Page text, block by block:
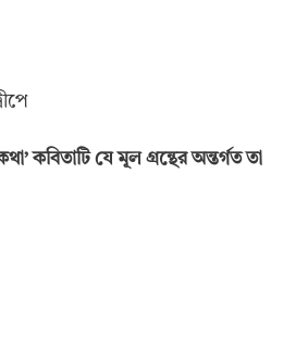
কবিতাটি যে মূল গ্রন্থের অন্তর্গত তা